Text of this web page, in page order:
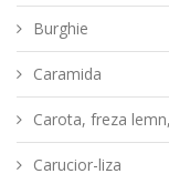
Burghie
Caramida
Carota, freza
Carucior-liza